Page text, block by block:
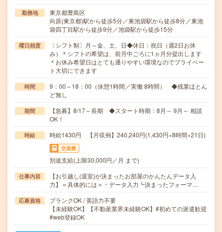
勤務地
東京都豊島区
向原(東京都)駅から徒歩5分／東池袋駅から徒歩8分／東池
袋四丁目駅から徒歩9分／池袋駅から徒歩15分
曜日頻度
〔シフト制〕月～金、土、日◆休日：祝日（週2日お休
み）＊シフトの希望は、前月中ごろに1ヵ月分提出します
＊お休み希望日はとても通りやすい環境なのでプライベー
ト大切にできます
時間
9：00～18：00（休憩1時間／実働 8時間） ◆残業ほとん
ど無し
期間
【急募】8/17～長期 ◆スタート時期：8月～ 9月～ 相談
OK！
時給 時給1430円 【月収例】240,240円(1,430円×8時間×21日)
交通費
別途支給(上限30,000円／月 まで)
仕事内容
【お引越し(退室)が決まったお部屋のかんたんデータ入
力】＝具体的には＝・データ入力┗決まったフォーマ…
応募資格
ブランクOK / 英語力不要
【未経験OK】【不動産業界未経験OK】#初めての派遣歓迎
#web登録OK